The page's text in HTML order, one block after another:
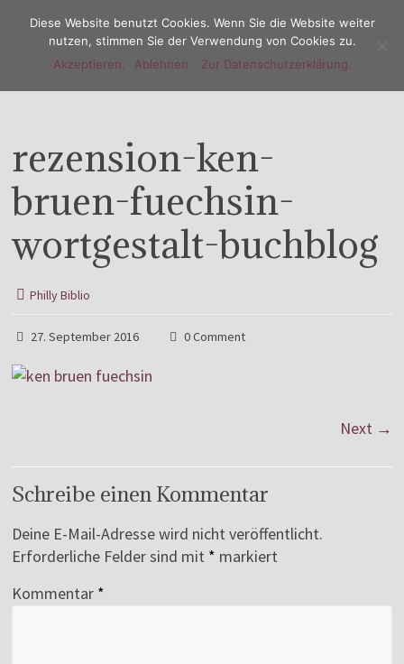
Menu
rezension-ken-
bruen-fuechsin-
wortgestalt-buchblog
Philly Biblio
27. September 2016 0 Comment
Next →
Schreibe einen Kommentar
Deine E-Mail-Adresse wird nicht veröffentlicht.
Erforderliche Felder sind mit * markiert
Kommentar *
Diese Website benutzt Cookies. Wenn Sie die Website weiter
nutzen, stimmen Sie der Verwendung von Cookies zu.
Akzeptieren.
Ablehnen. Zur Datenschutzerklärung.